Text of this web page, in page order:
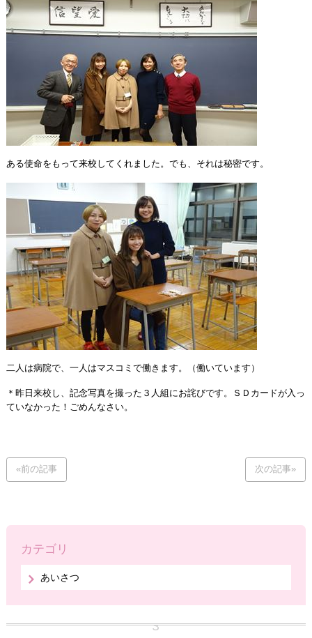
ある使命をもって来校してくれました。でも、それは秘密です。
二人は病院で、一人はマスコミで働きます。（働いています）
＊昨日来校し、記念写真を撮った３人組にお詫びです。ＳＤカードが入っ
ていなかった！ごめんなさい。
«前の記事 次の記事»
カテゴリ
あいさつ